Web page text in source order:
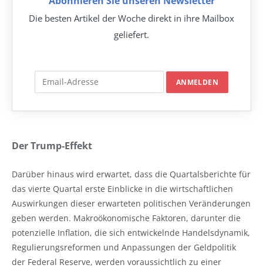
Die besten Artikel der Woche direkt in ihre Mailbox
geliefert.
Der Trump-Effekt
Darüber hinaus wird erwartet, dass die Quartalsberichte für
das vierte Quartal erste Einblicke in die wirtschaftlichen
Auswirkungen dieser erwarteten politischen Veränderungen
geben werden. Makroökonomische Faktoren, darunter die
potenzielle Inflation, die sich entwickelnde Handelsdynamik,
Regulierungsreformen und Anpassungen der Geldpolitik
der Federal Reserve, werden voraussichtlich zu einer